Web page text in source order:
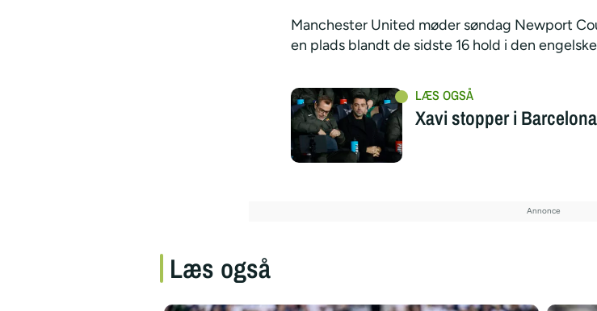
Manchester United møder søndag Newport
en plads blandt de sidste 16 hold i den
Xavi stopper i